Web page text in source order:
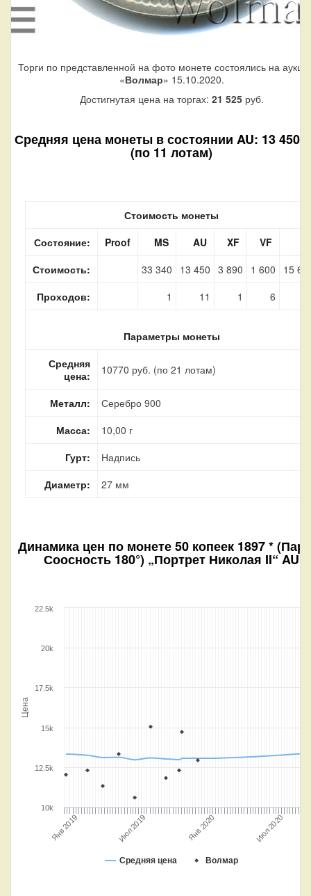
Торги по представленной на фото монете состоялись на
«Волмар» 15.10.2020.
Достигнутая цена на торгах: 21 525руб.
Средняя цена монеты в состоянии AU: 13 450
(по 11 лотам)
Стоимость монеты
Состояние:
Proof MS AU XF VF
Стоимость:
33 340 13 450 3 890 1 600
15
Проходов:
1 11 1 6
Параметры монеты
Средняя
цена:
10770 руб. (по 21 лотам)
Металл:
Серебро 900
Масса:
10,00 г
Гурт:
Надпись
Диаметр:
27 мм
Динамика цен по монете50 копеек 1897 *
Соосность 180°) „Портрет Николая II“ AU
Цена
Средняя цена Волмар
Янв 2019 Июл 2019 Янв 2020 Июл 2020
10k
12.5k
15k
17.5k
20k
22.5k